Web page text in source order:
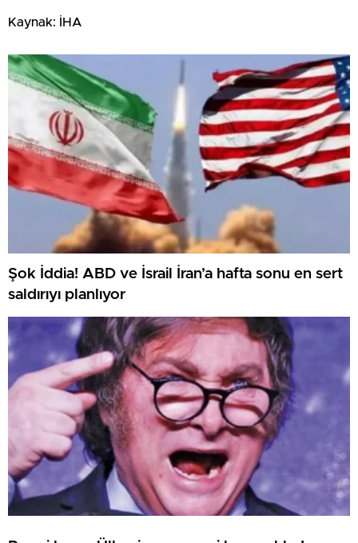
Kaynak: İHA
Şok İddia! ABD ve İsrail İran’a hafta sonu en sert
saldırıyı planlıyor